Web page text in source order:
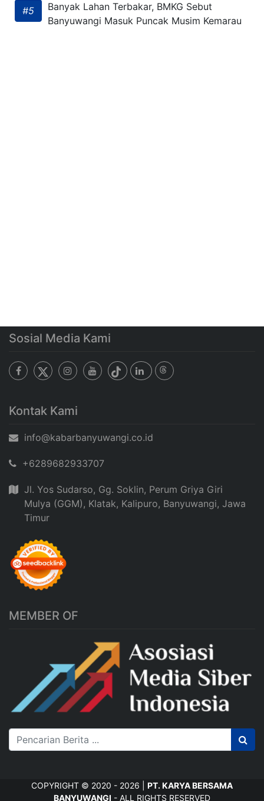
#5
Banyak Lahan Terbakar, BMKG Sebut
Banyuwangi Masuk Puncak Musim Kemarau
Sosial Media Kami
Kontak Kami
info@kabarbanyuwangi.co.id
+6289682933707
Jl. Yos Sudarso, Gg. Soklin, Perum Griya Giri
Mulya (GGM), Klatak, Kalipuro, Banyuwangi, Jawa
Timur
MEMBER OF
COPYRIGHT © 2020 - 2026 | PT. KARYA BERSAMA
BANYUWANGI - ALL RIGHTS RESERVED